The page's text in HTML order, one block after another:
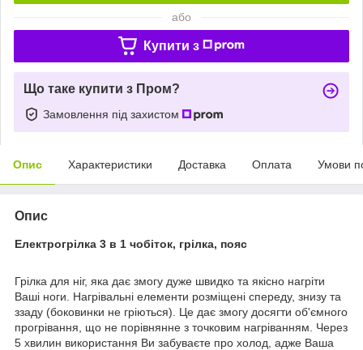
або
Купити з
Що таке купити з Пром?
Замовлення під захистом
Опис Характеристики Доставка Оплата Умови
Опис
Електрогрілка 3 в 1 чобіток, грілка, пояс
Грілка для ніг, яка дає змогу дуже швидко та якісно нагріти
Ваші ноги. Нагрівальні елементи розміщені спереду, знизу та
ззаду (боковинки не гріються). Це дає змогу досягти об'ємного
прогрівання, що не порівнянне з точковим нагріванням. Через
5 хвилин використання Ви забуваєте про холод, адже Ваша